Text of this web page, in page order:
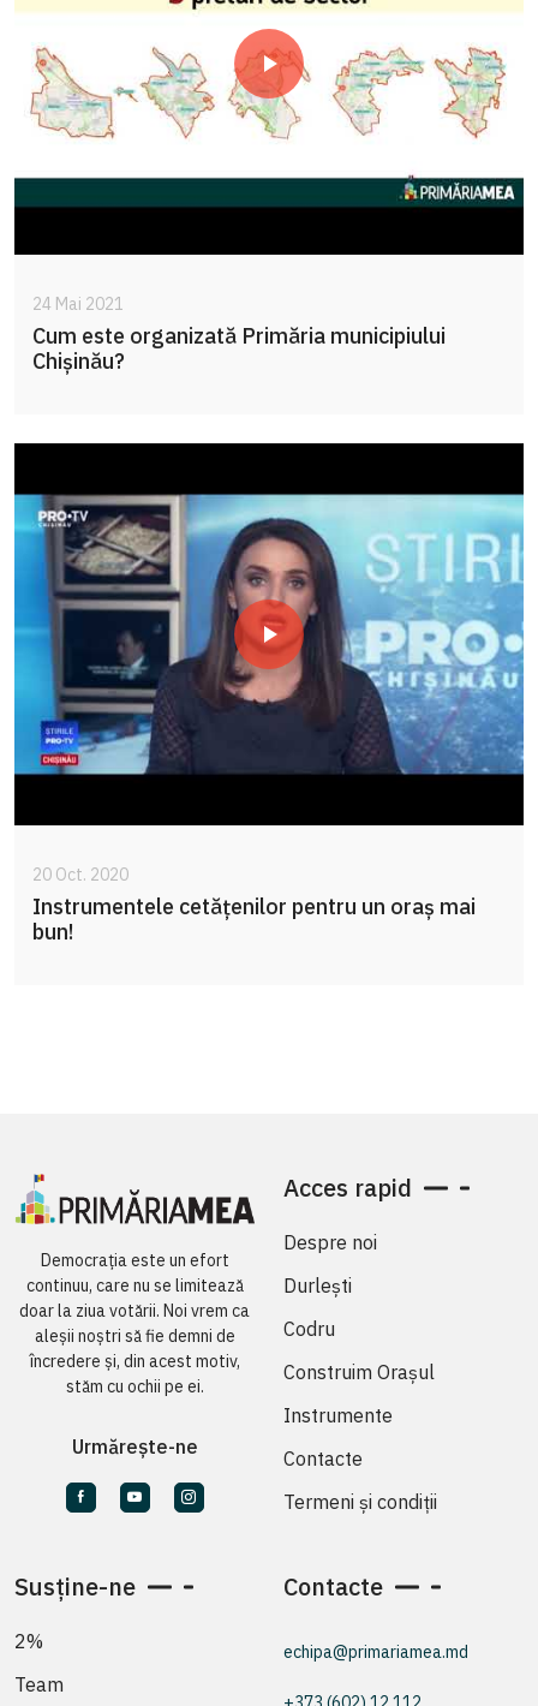
24 Mai 2021
Cum este organizată Primăria municipiului
Chișinău?
20 Oct. 2020
Instrumentele cetățenilor pentru un oraș mai
bun!
Democrația este un efort
continuu, care nu se limitează
doar la ziua votării. Noi vrem ca
aleșii noștri să fie demni de
încredere și, din acest motiv,
stăm cu ochii pe ei.
Urmărește-ne
Acces rapid
Despre noi
Durlești
Codru
Construim Orașul
Instrumente
Contacte
Termeni și condiții
Susține-ne
2%
Team
Contacte
echipa@primariamea.md